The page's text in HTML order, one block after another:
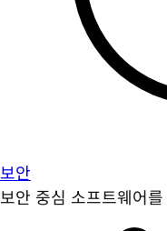
보안
보안 중심 소프트웨어